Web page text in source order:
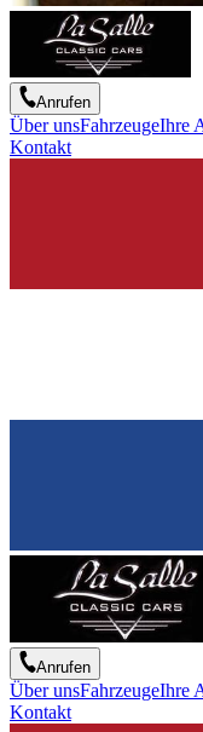
Anrufen
Über unsFahrzeugeIhre
Kontakt
Anrufen
Über unsFahrzeugeIhre
Kontakt